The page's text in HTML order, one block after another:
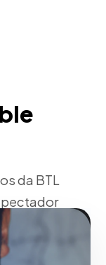
da BTL
e